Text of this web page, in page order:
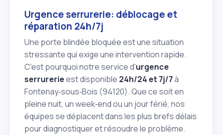
Urgence serrurerie: déblocage et
réparation 24h/7j
Une porte blindée bloquée est une situation
stressante qui exige une intervention rapide.
C'est pourquoi notre service d'urgence
serrurerieest disponible 24h/24 et 7j/7à
Fontenay‑sous‑Bois (94120). Que ce soit en
pleine nuit, un week‑end ou un jour férié, nos
équipes se déplacent dans les plus brefs délais
pour diagnostiquer et résoudre le problème.